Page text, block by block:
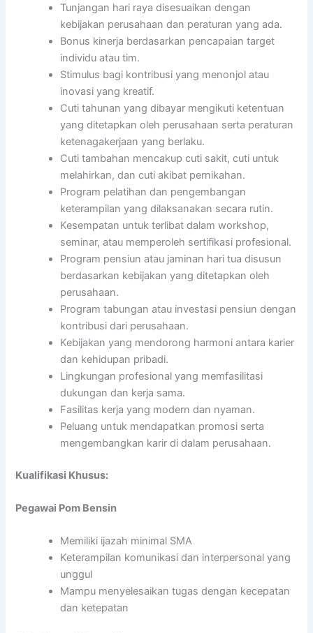
Tunjangan hari raya disesuaikan dengan
kebijakan perusahaan dan peraturan yang ada.
Bonus kinerja berdasarkan pencapaian target
individu atau tim.
Stimulus bagi kontribusi yang menonjol atau
inovasi yang kreatif.
Cuti tahunan yang dibayar mengikuti ketentuan
yang ditetapkan oleh perusahaan serta peraturan
ketenagakerjaan yang berlaku.
Cuti tambahan mencakup cuti sakit, cuti untuk
melahirkan, dan cuti akibat pernikahan.
Program pelatihan dan pengembangan
keterampilan yang dilaksanakan secara rutin.
Kesempatan untuk terlibat dalam workshop,
seminar, atau memperoleh sertifikasi profesional.
Program pensiun atau jaminan hari tua disusun
berdasarkan kebijakan yang ditetapkan oleh
perusahaan.
Program tabungan atau investasi pensiun dengan
kontribusi dari perusahaan.
Kebijakan yang mendorong harmoni antara karier
dan kehidupan pribadi.
Lingkungan profesional yang memfasilitasi
dukungan dan kerja sama.
Fasilitas kerja yang modern dan nyaman.
Peluang untuk mendapatkan promosi serta
mengembangkan karir di dalam perusahaan.
Kualifikasi Khusus:
Pegawai Pom Bensin
Memiliki ijazah minimal SMA
Keterampilan komunikasi dan interpersonal yang
unggul
Mampu menyelesaikan tugas dengan kecepatan
dan ketepatan